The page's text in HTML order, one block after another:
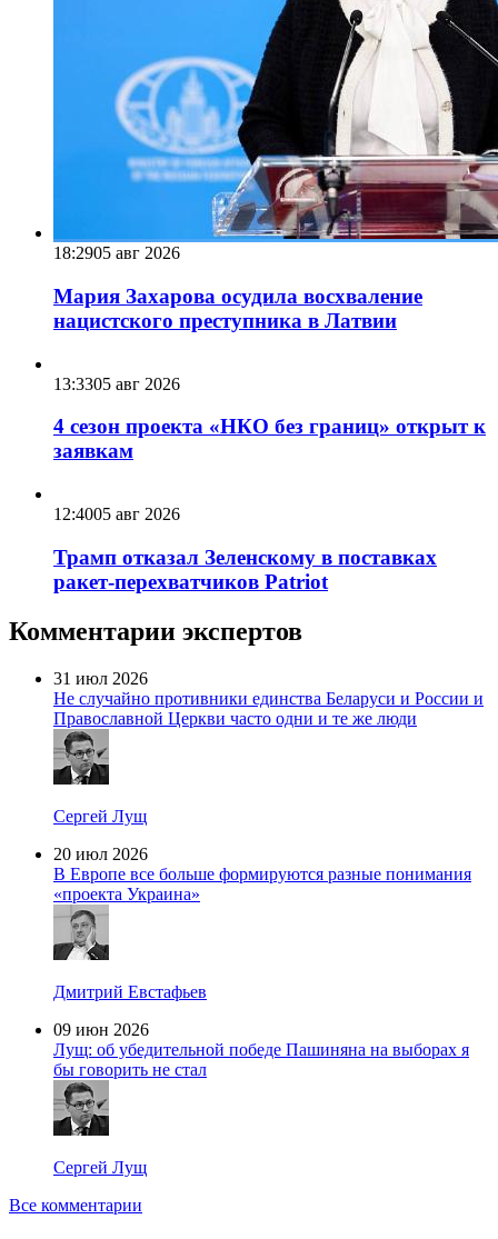
18:2905 авг 2026
Мария Захарова осудила восхваление
нацистского преступника в Латвии
13:3305 авг 2026
4 сезон проекта «НКО без границ» открыт к
заявкам
12:4005 авг 2026
Трамп отказал Зеленскому в поставках
ракет-перехватчиков Patriot
Комментарии экспертов
31 июл 2026
Не случайно противники единства Беларуси и России и
Православной Церкви часто одни и те же люди
Сергей Лущ
20 июл 2026
В Европе все больше формируются разные понимания
«проекта Украина»
Дмитрий Евстафьев
09 июн 2026
Лущ: об убедительной победе Пашиняна на выборах я
бы говорить не стал
Сергей Лущ
Все комментарии